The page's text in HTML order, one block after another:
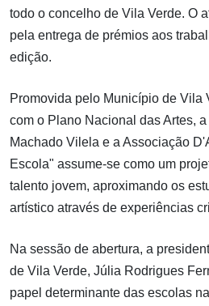
todo o concelho de Vila Verde. O
pela entrega de prémios aos
edição.
Promovida pelo Município de Vila
com o Plano Nacional das Artes,
Machado Vilela e a Associação
Escola" assume-se como um
talento jovem, aproximando os
artístico através de experiências
Na sessão de abertura, a
de Vila Verde, Júlia Rodrigues
papel determinante das escolas